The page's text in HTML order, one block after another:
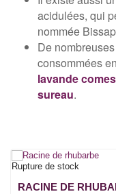
acidulées, qui
nommée
De nombreuses
consommées
lavande
sureau.
Rupture de stock
RACINE DE